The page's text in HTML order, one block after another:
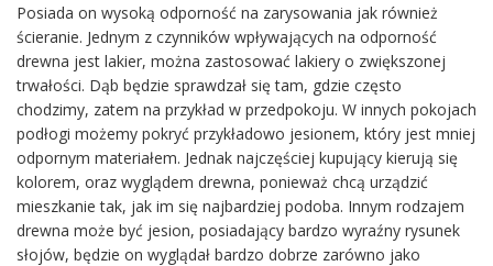
Posiada on wysoką odporność na zarysowania jak również
ścieranie. Jednym z czynników wpływających na odporność
drewna jest lakier, można zastosować lakiery o zwiększonej
trwałości. Dąb będzie sprawdzał się tam, gdzie często
chodzimy, zatem na przykład w przedpokoju. W innych pokojach
podłogi możemy pokryć przykładowo jesionem, który jest mniej
odpornym materiałem. Jednak najczęściej kupujący kierują się
kolorem, oraz wyglądem drewna, ponieważ chcą urządzić
mieszkanie tak, jak im się najbardziej podoba. Innym rodzajem
drewna może być jesion, posiadający bardzo wyraźny rysunek
słojów, będzie on wyglądał bardzo dobrze zarówno jako